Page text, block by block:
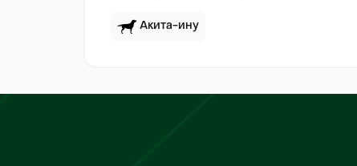
Акита-ину